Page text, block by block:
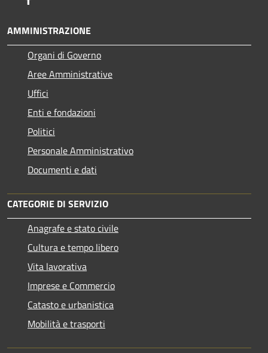
AMMINISTRAZIONE
Organi di Governo
Aree Amministrative
Uffici
Enti e fondazioni
Politici
Personale Amministrativo
Documenti e dati
CATEGORIE DI SERVIZIO
Anagrafe e stato civile
Cultura e tempo libero
Vita lavorativa
Imprese e Commercio
Catasto e urbanistica
Mobilità e trasporti